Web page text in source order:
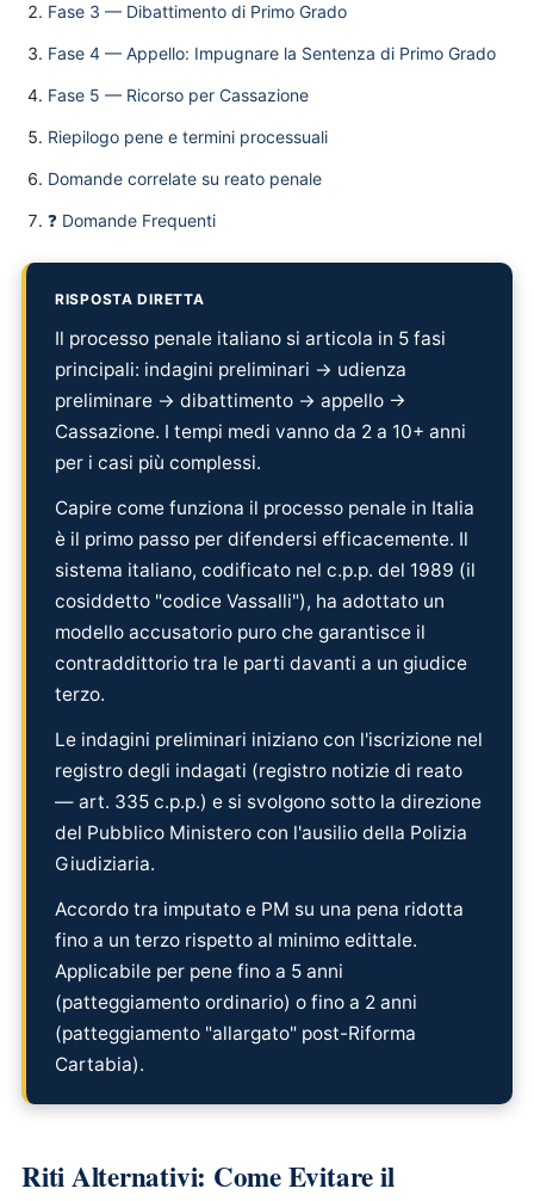
Fase 3 — Dibattimento di Primo Grado
Fase 4 — Appello: Impugnare la Sentenza di Primo Grado
Fase 5 — Ricorso per Cassazione
Riepilogo pene e termini processuali
Domande correlate su reato penale
❓ Domande Frequenti
RISPOSTA DIRETTA
Il processo penale italiano si articola in 5 fasi
principali: indagini preliminari → udienza
preliminare → dibattimento → appello →
Cassazione. I tempi medi vanno da 2 a 10+ anni
per i casi più complessi.
Capire come funziona il processo penale in Italia
è il primo passo per difendersi efficacemente. Il
sistema italiano, codificato nel c.p.p. del 1989 (il
cosiddetto "codice Vassalli"), ha adottato un
modello accusatorio puro che garantisce il
contraddittorio tra le parti davanti a un giudice
terzo.
Le indagini preliminari iniziano con l'iscrizione nel
registro degli indagati (registro notizie di reato
— art. 335 c.p.p.) e si svolgono sotto la direzione
del Pubblico Ministero con l'ausilio della Polizia
Giudiziaria.
Accordo tra imputato e PM su una pena ridotta
fino a un terzo rispetto al minimo edittale.
Applicabile per pene fino a 5 anni
(patteggiamento ordinario) o fino a 2 anni
(patteggiamento "allargato" post-Riforma
Cartabia).
Riti Alternativi: Come Evitare il